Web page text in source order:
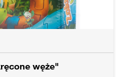
węże"